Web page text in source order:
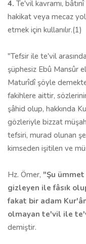
4. Te'vil kavramı,
hakikat veya mecaz
etmek için kullanılır.(1)
"Tefsir ile te'vil
şüphesiz Ebû Mansûr
Maturîdî şöyle
fakihlere aittir,
şâhid olup, hakkında
gözleriyle bizzat
tefsiri, murad olunan
kimseden işitilen ve
Hz. Ömer, "Şu ümmet
gizleyen ile fâsık
fakat bir adam
olmayan te'vil ile
demiştir.